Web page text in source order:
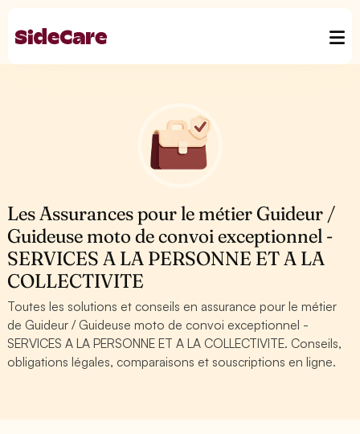
Les Assurances pour le métier Guideur /
Guideuse moto de convoi exceptionnel -
SERVICES A LA PERSONNE ET A LA
COLLECTIVITE
Toutes les solutions et conseils en assurance pour le métier
de Guideur / Guideuse moto de convoi exceptionnel -
SERVICES A LA PERSONNE ET A LA COLLECTIVITE. Conseils,
obligations légales, comparaisons et souscriptions en ligne.